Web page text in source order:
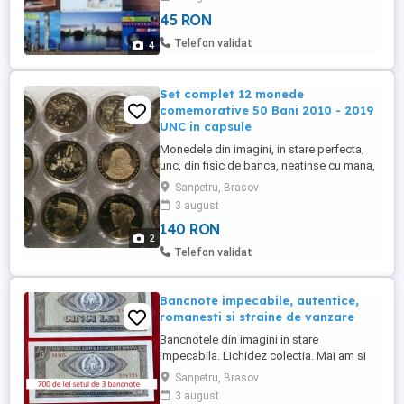
4
toate cele 20 de bucati din fotografii. La
bucata ar fi 5 lei bucata pe alese dar
minim 6 bucati. Nu fac schimburi.
45 RON
Telefon validat
2
Set complet 12 monede
comemorative 50 Bani 2010 - 2019
UNC in capsule
Monedele din imagini, in stare perfecta,
unc, din fisic de banca, neatinse cu mana,
cu luciu de monetarie, fiecare in capsula
de plastic transparent. Pretul este pentru
toate 12 (lotul de 12 bucati) si nu este
negociabil. Sunt disponibile si fara
capsule la 125 de lei setul daca cineva nu
Sanpetru, Brasov
3 august
140 RON
Telefon validat
Bancnote impecabile, autentice,
romanesti si straine de vanzare
Bancnotele din imagini in stare
impecabila. Lichidez colectia. Mai am si
alte modele de bancnote, monede,
insigne, carti postale, cartele telefonice de
Sanpetru, Brasov
3 august